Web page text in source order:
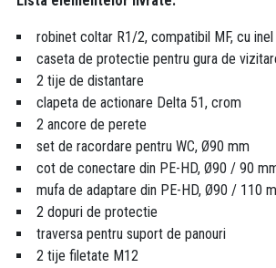
robinet coltar R1/2, compatibil MF, cu
caseta de protectie pentru gura de
2 tije de distantare
clapeta de actionare Delta 51, crom
2 ancore de perete
set de racordare pentru WC, Ø90 mm
cot de conectare din PE-HD, Ø90 / 90
mufa de adaptare din PE-HD, Ø90 / 110
2 dopuri de protectie
traversa pentru suport de panouri
2 tije filetate M12